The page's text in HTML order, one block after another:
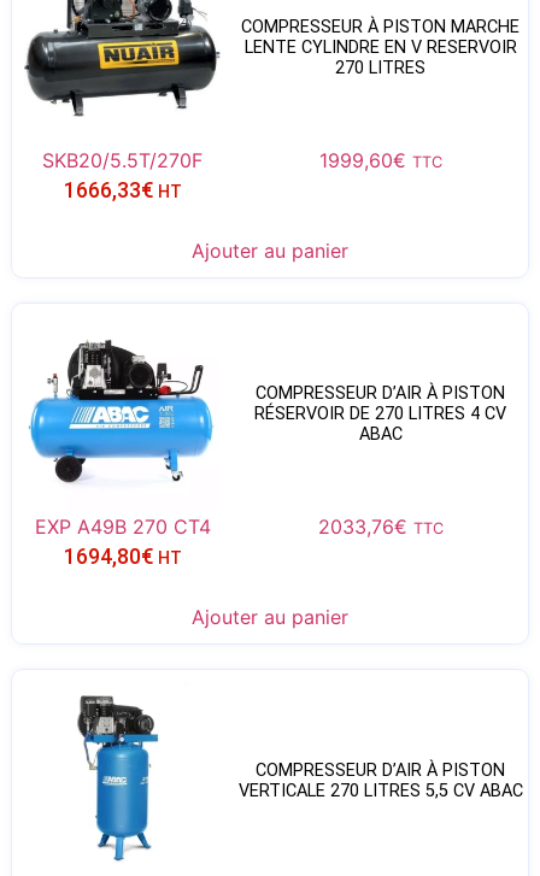
COMPRESSEUR À PISTON MARCHE
LENTE CYLINDRE EN V RESERVOIR
270 LITRES
SKB20/5.5T/270F 1999,60€ TTC
1666,33€ HT
Ajouter au panier
COMPRESSEUR D’AIR À PISTON
RÉSERVOIR DE 270 LITRES 4 CV
ABAC
EXP A49B 270 CT4 2033,76€ TTC
1694,80€ HT
Ajouter au panier
COMPRESSEUR D’AIR À PISTON
VERTICALE 270 LITRES 5,5 CV ABAC